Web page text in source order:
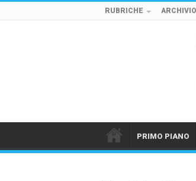
RUBRICHE ARCHIVIO
PRIMO PIANO